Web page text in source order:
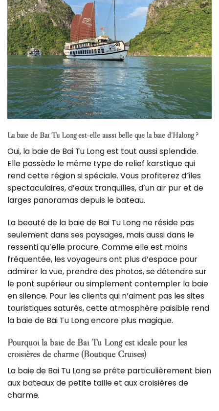
La baie de Bai Tu Long est-elle aussi belle que la baie d’Halong ?
Oui, la baie de Bai Tu Long est tout aussi splendide.
Elle possède le même type de relief karstique qui
rend cette région si spéciale. Vous profiterez d’îles
spectaculaires, d’eaux tranquilles, d’un air pur et de
larges panoramas depuis le bateau.
La beauté de la baie de Bai Tu Long ne réside pas
seulement dans ses paysages, mais aussi dans le
ressenti qu’elle procure. Comme elle est moins
fréquentée, les voyageurs ont plus d’espace pour
admirer la vue, prendre des photos, se détendre sur
le pont supérieur ou simplement contempler la baie
en silence. Pour les clients qui n’aiment pas les sites
touristiques saturés, cette atmosphère paisible rend
la baie de Bai Tu Long encore plus magique.
Pourquoi la baie de Bai Tu Long est idéale pour les
croisières de charme (Boutique Cruises)
La baie de Bai Tu Long se prête particulièrement bien
aux bateaux de petite taille et aux croisières de
charme.